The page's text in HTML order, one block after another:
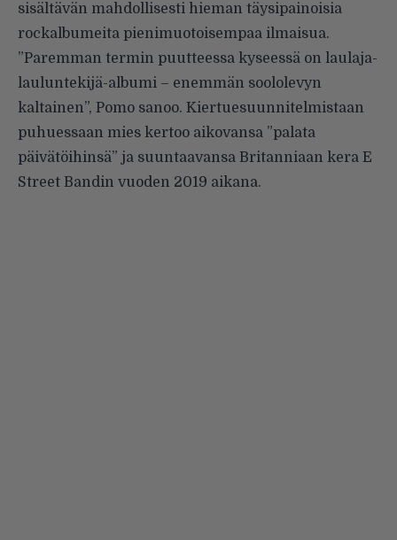
sisältävän mahdollisesti hieman täysipainoisia
rockalbumeita pienimuotoisempaa ilmaisua.
”Paremman termin puutteessa kyseessä on laulaja-
lauluntekijä-albumi – enemmän soololevyn
kaltainen”, Pomo sanoo. Kiertuesuunnitelmistaan
puhuessaan mies kertoo aikovansa ”palata
päivätöihinsä” ja suuntaavansa Britanniaan kera E
Street Bandin vuoden 2019 aikana.